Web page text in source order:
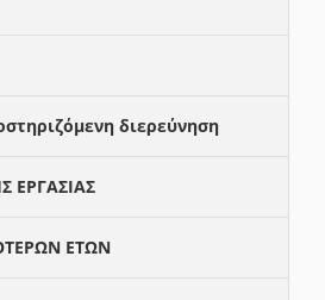
διερεύνηση
ΕΡΓΑΣΙΑΣ
ΕΤΩΝ